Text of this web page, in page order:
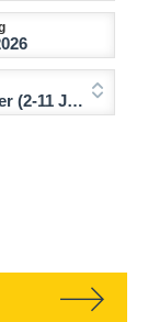
11 Jahre)